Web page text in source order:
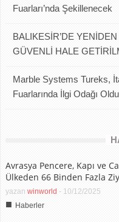
Fuarları’nda Şekillenecek
BALIKESİR’DE
GÜVENLİ HALE
Marble Systems Tureks,
Fuarlarında İlgi Odağı Oldu
Avrasya Pencere, Kapı ve
Ülkeden 66 Binden Fazla
yazan winworld - 10/12/2025
■ Haberler